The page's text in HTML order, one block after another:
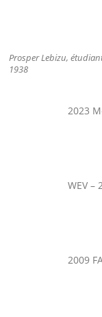
Prosper Lebizu,
1938
2023
WEV –
2009